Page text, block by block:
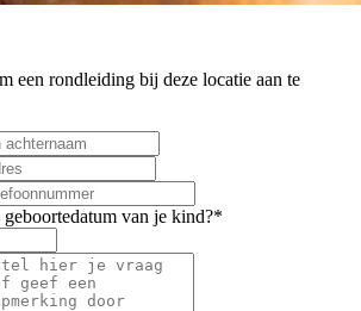
een rondleiding bij deze locatie aan te
van je kind?*